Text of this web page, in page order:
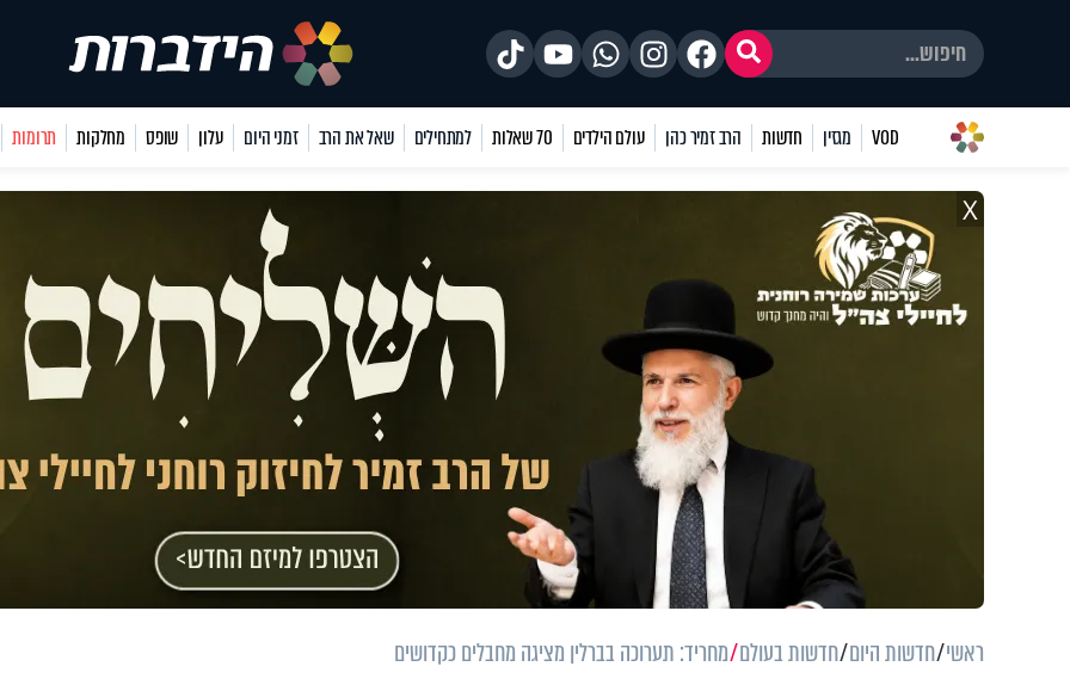
VOD מגזין חדשות הרב זמיר כהן עולם הילדים 70 שאלות למתחילים שאל את הרב זמני היום עלון שופס מחלקות תרומות
X
ראשי חדשות היום חדשות בעולם מחריד: תערוכה בברלין מציגה מחבלים כקדושים